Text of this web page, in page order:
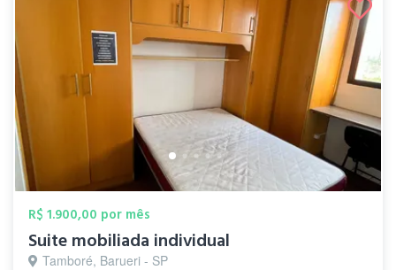
R$ 1.900,00 por mês
Suite mobiliada individual
Tamboré, Barueri - SP